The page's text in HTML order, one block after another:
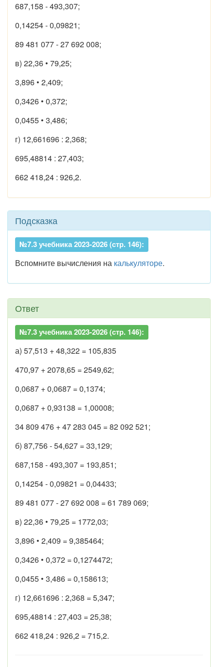
687,158 - 493,307;
0,14254 - 0,09821;
89 481 077 - 27 692 008;
в) 22,36 • 79,25;
3,896 • 2,409;
0,3426 • 0,372;
0,0455 • 3,486;
г) 12,661696 : 2,368;
695,48814 : 27,403;
662 418,24 : 926,2.
Подсказка
№7.3 учебника 2023-2026 (стр. 146):
Вспомните вычисления на калькуляторе.
Ответ
№7.3 учебника 2023-2026 (стр. 146):
а) 57,513 + 48,322 = 105,835
470,97 + 2078,65 = 2549,62;
0,0687 + 0,0687 = 0,1374;
0,0687 + 0,93138 = 1,00008;
34 809 476 + 47 283 045 = 82 092 521;
б) 87,756 - 54,627 = 33,129;
687,158 - 493,307 = 193,851;
0,14254 - 0,09821 = 0,04433;
89 481 077 - 27 692 008 = 61 789 069;
в) 22,36 • 79,25 = 1772,03;
3,896 • 2,409 = 9,385464;
0,3426 • 0,372 = 0,1274472;
0,0455 • 3,486 = 0,158613;
г) 12,661696 : 2,368 = 5,347;
695,48814 : 27,403 = 25,38;
662 418,24 : 926,2 = 715,2.